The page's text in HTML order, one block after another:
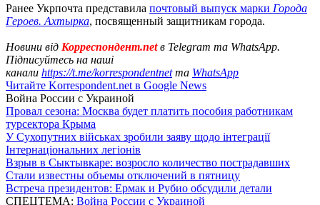
Ранее Укрпочта представила почтовый выпуск марки Города
Героев. Ахтырка, посвященный защитникам города.
Новини від Корреспондент.netв Telegram та WhatsApp.
Підписуйтесь на наші
канали https://t.me/korrespondentnetта WhatsApp
Читайте Korrespondent.net в Google News
Война России с Украиной
Провал сезона: Москва будет платить пособия работникам
турсектора Крыма
У Сухопутних військах зробили заяву щодо інтеграції
Інтернаціональних легіонів
Взрыв в Сыктывкаре: возросло количество пострадавших
Стали известны объемы отключений в пятницу
Встреча президентов: Ермак и Рубио обсудили детали
СПЕЦТЕМА: Война России с Украиной